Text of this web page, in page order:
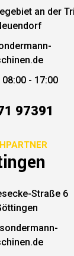
an der
08:00 - 17:00
97391
Straße 6